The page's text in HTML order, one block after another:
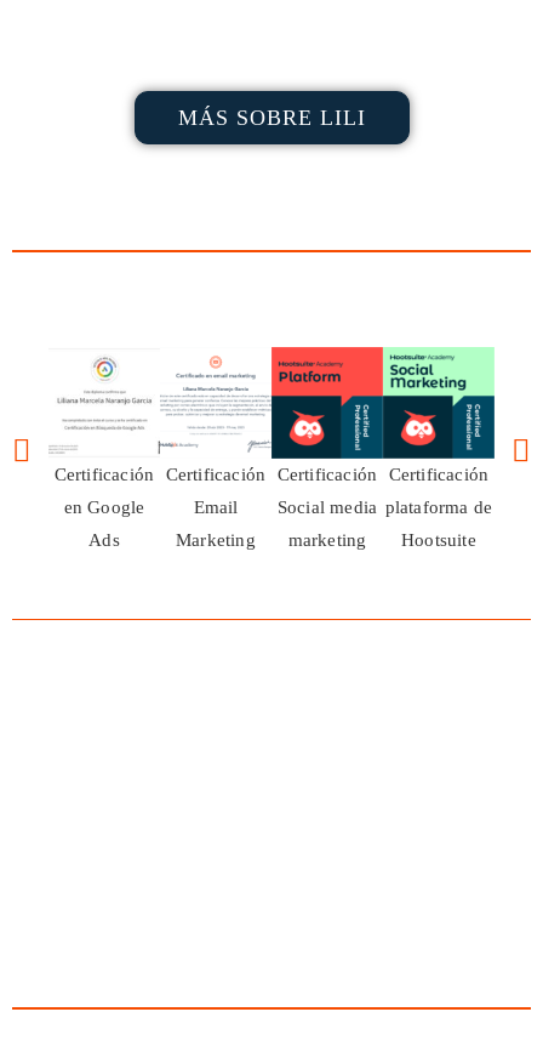
MÁS SOBRE LILI
Certificación
en Google
Ads
Certificación
Email
Marketing
Certificación
Social media
marketing
Certificación
plataforma de
Hootsuite